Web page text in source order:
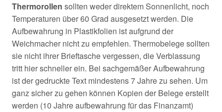
Thermorollen sollten weder direktem Sonnenlicht, noch
Temperaturen über 60 Grad ausgesetzt werden. Die
Aufbewahrung in Plastikfolien ist aufgrund der
Weichmacher nicht zu empfehlen. Thermobelege sollten
sie nicht ihrer Brieftasche vergessen, die Verblassung
tritt hier schneller ein. Bei sachgemäßer Aufbewahrung
ist der gedruckte Text mindestens 7 Jahre zu sehen. Um
ganz sicher zu gehen können Kopien der Belege erstellt
werden (10 Jahre aufbewahrung für das Finanzamt)